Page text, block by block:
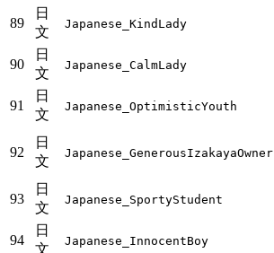
89
日
文
Japanese_KindLady
90
日
文
Japanese_CalmLady
91
日
文
Japanese_OptimisticYouth
92
日
文
Japanese_GenerousIzakayaOwner
93
日
文
Japanese_SportyStudent
94
日
文
Japanese_InnocentBoy